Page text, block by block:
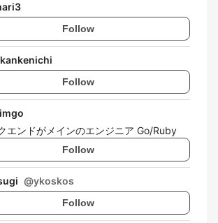
Follow
Follow
エンドがメインのエンジニア Go/Ruby
Follow
@ykoskos
Follow